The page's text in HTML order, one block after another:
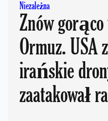
Niezależna
Znów
Ormuz. USA
irańskie
zaatakował